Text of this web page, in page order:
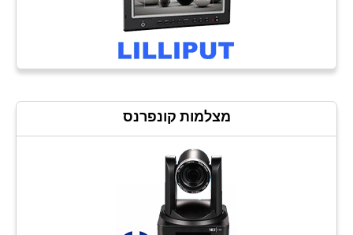
מצלמות קונפרנס